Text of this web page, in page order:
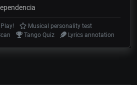
Musical personality test
Tango Quiz Lyrics annotation